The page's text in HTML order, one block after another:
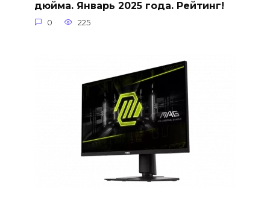
дюйма. Январь 2025 года. Рейтинг!
0 225